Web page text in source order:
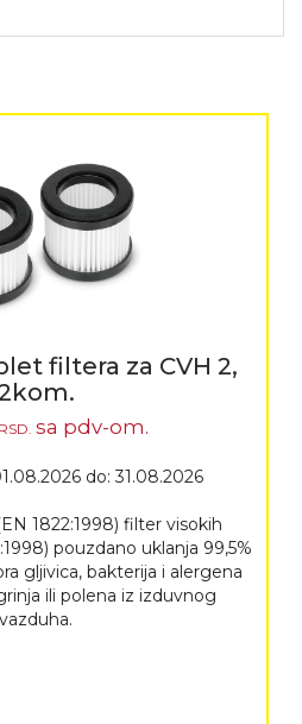
filtera za CVH 2,
RSD. sa pdv-om.
do: 31.08.2026
1822:1998) filter visokih
pouzdano uklanja 99,5%
gljivica, bakterija i alergena
ili polena iz izduvnog
vazduha.